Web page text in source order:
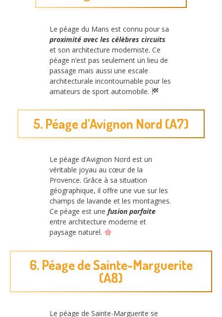
Le péage du Mans est connu pour sa
proximité avec les célèbres circuits
et son architecture moderniste. Ce
péage n’est pas seulement un lieu de
passage mais aussi une escale
architecturale incontournable pour les
amateurs de sport automobile.
5. Péage d’Avignon Nord (A7)
Le péage d’Avignon Nord est un
véritable joyau au cœur de la
Provence. Grâce à sa situation
géographique, il offre une vue sur les
champs de lavande et les montagnes.
Ce péage est une fusion parfaite
entre architecture moderne et
paysage naturel.
6. Péage de Sainte-Marguerite
(A8)
Le péage de Sainte-Marguerite se